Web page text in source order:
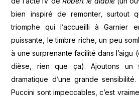
bien inspiré de remonter, surtout
triomphe qui l’accueilli à Garnier
puissante, le timbre riche, un peu
à une surprenante facilité dans l’aigu
dièse, rien que ça). Ajoutons un
dramatique d’une grande
Puccini sont impeccables, c’est